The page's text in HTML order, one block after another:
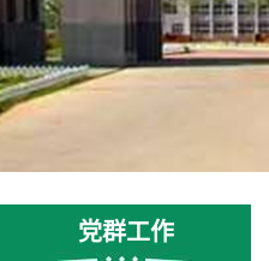
党群工作